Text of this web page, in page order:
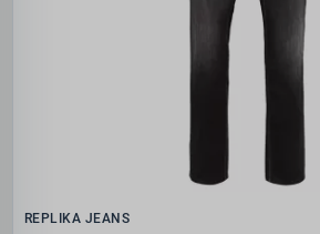
REPLIKA JEANS